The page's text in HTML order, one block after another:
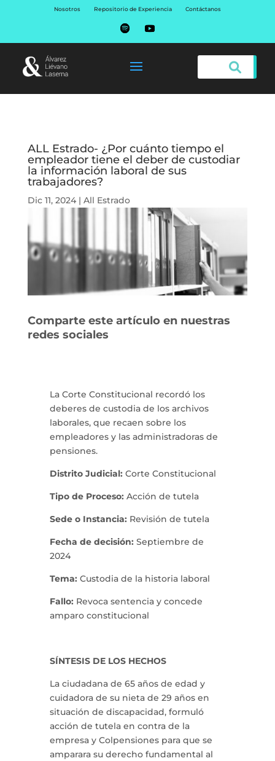
Nosotros Repositorio de Experiencia Contáctanos
ALL Estrado- ¿Por cuánto tiempo el
empleador tiene el deber de custodiar
la información laboral de sus
trabajadores?
Dic 11, 2024| All Estrado
Comparte este artículo en nuestras
redes sociales
La Corte Constitucional recordó los
deberes de custodia de los archivos
laborales, que recaen sobre los
empleadores y las administradoras de
pensiones.
Distrito Judicial: Corte Constitucional
Tipo de Proceso: Acción de tutela
Sede o Instancia: Revisión de tutela
Fecha de decisión: Septiembre de
2024
Tema: Custodia de la historia laboral
Fallo: Revoca sentencia y concede
amparo constitucional
SÍNTESIS DE LOS HECHOS
La ciudadana de 65 años de edad y
cuidadora de su nieta de 29 años en
situación de discapacidad, formuló
acción de tutela en contra de la
empresa y Colpensiones para que se
amparara su derecho fundamental al